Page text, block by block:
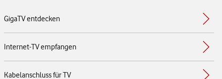
GigaTV entdecken
Internet-TV empfangen
Kabelanschluss für TV